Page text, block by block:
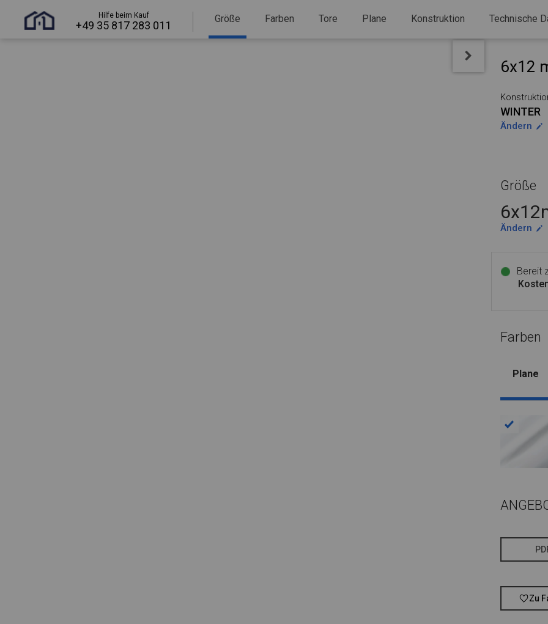
Hilfe beim Kauf
+49 35 817 283 011
Größe Farben Tore Plane Konstruktion Technische
6x12
WINTER
Ändern
Größe
Ändern
Bereit
Farben
Plane
Zu